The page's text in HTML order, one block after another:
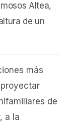
Altea,
de un
más
de
a la